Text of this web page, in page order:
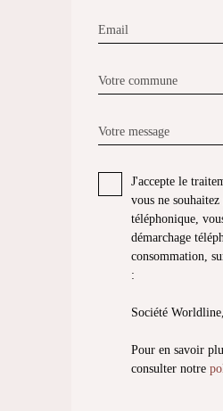
Email
Votre commune
Votre message
J'accepte le
vous ne
téléphonique,
démarchage
consommation,
:
Société
Pour en savoir
consulter notre